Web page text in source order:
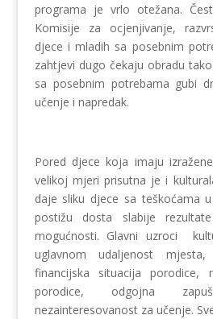
programa je vrlo otežana.
Komisije za ocjenjivanje,
djece i mladih sa posebnim
zahtjevi dugo čekaju obradu
sa posebnim potrebama gubi
učenje i napredak.
Pored djece koja imaju
velikoj mjeri prisutna je i
daje sliku djece sa teškoćama
postižu dosta slabije
mogućnosti. Glavni uzroci
uglavnom udaljenost
financijska situacija porodice,
porodice, odgojna
nezainteresovanost za učenje.